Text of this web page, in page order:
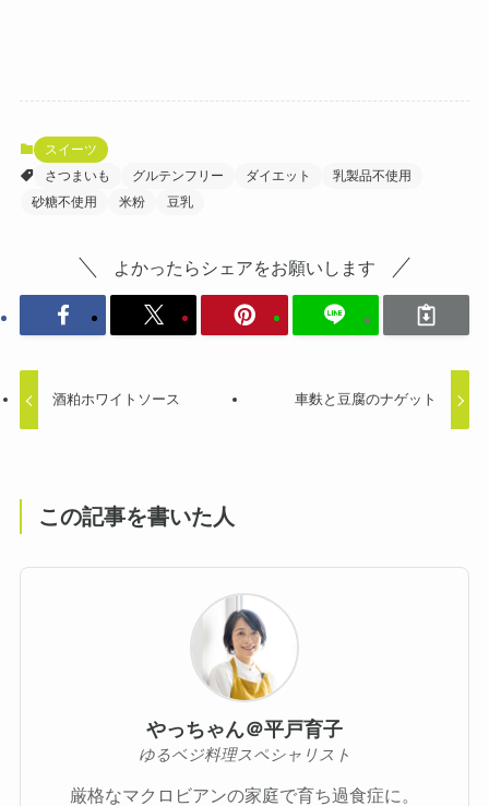
スイーツ
さつまいも
グルテンフリー ダイエット
乳製品不使用
砂糖不使用
米粉 豆乳
よかったらシェアをお願いします
酒粕ホワイトソース 車麩と豆腐のナゲット
この記事を書いた人
やっちゃん＠平戸育子
ゆるベジ料理スペシャリスト
厳格なマクロビアンの家庭で育ち過食症に。